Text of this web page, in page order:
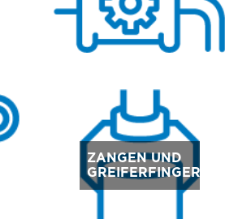
ZANGEN UND
GREIFERFINGER